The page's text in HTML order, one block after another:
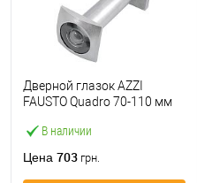
В наличии
Дверной глазок AZZI
FAUSTO Quadro 70-110 мм
Цена 703 грн.